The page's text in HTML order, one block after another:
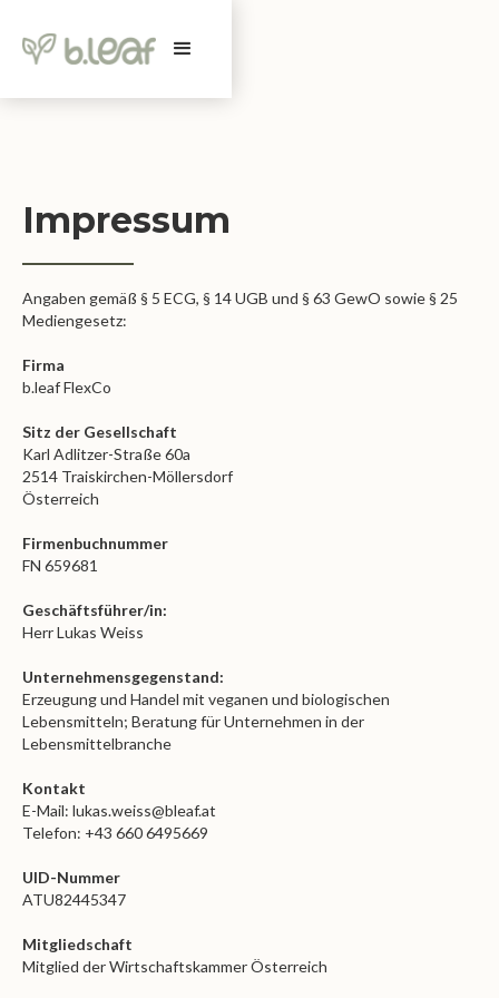
Impressum
Angaben gemäß § 5 ECG, § 14 UGB und § 63 GewO sowie § 25
Mediengesetz:
Firma
b.leaf FlexCo
Sitz der Gesellschaft
Karl Adlitzer-Straße 60a
2514 Traiskirchen-Möllersdorf
Österreich
Firmenbuchnummer
FN 659681
Geschäfts­führer/in:
Herr Lukas Weiss
Unternehmensgegenstand:
Erzeugung und Handel mit veganen und biologischen
Lebensmitteln; Beratung für Unternehmen in der
Lebensmittelbranche
Kontakt
E-Mail: lukas.weiss@bleaf.at
Telefon: +43 660 6495669
UID-Nummer
ATU82445347
Mitgliedschaft
Mitglied der Wirtschaftskammer Österreich